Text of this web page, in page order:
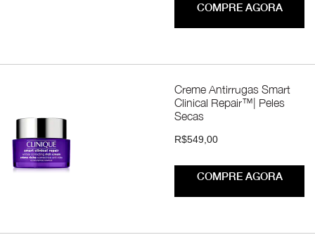
COMPRE AGORA
Creme Antirrugas Smart
Clinical Repair™| Peles
Secas
R$549,00
COMPRE AGORA